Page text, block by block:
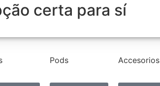
certa para sí
Pods Accesorios